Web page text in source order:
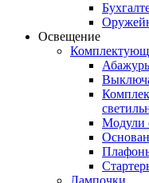
Освещение
Модули
Лампочки